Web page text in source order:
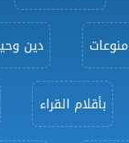
منوعات دين
بأقلام القراء